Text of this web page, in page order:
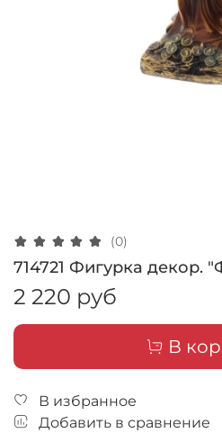
(0)
714721 Фигурка декор.
2 220 руб
В
В избранное
Добавить в сравнение